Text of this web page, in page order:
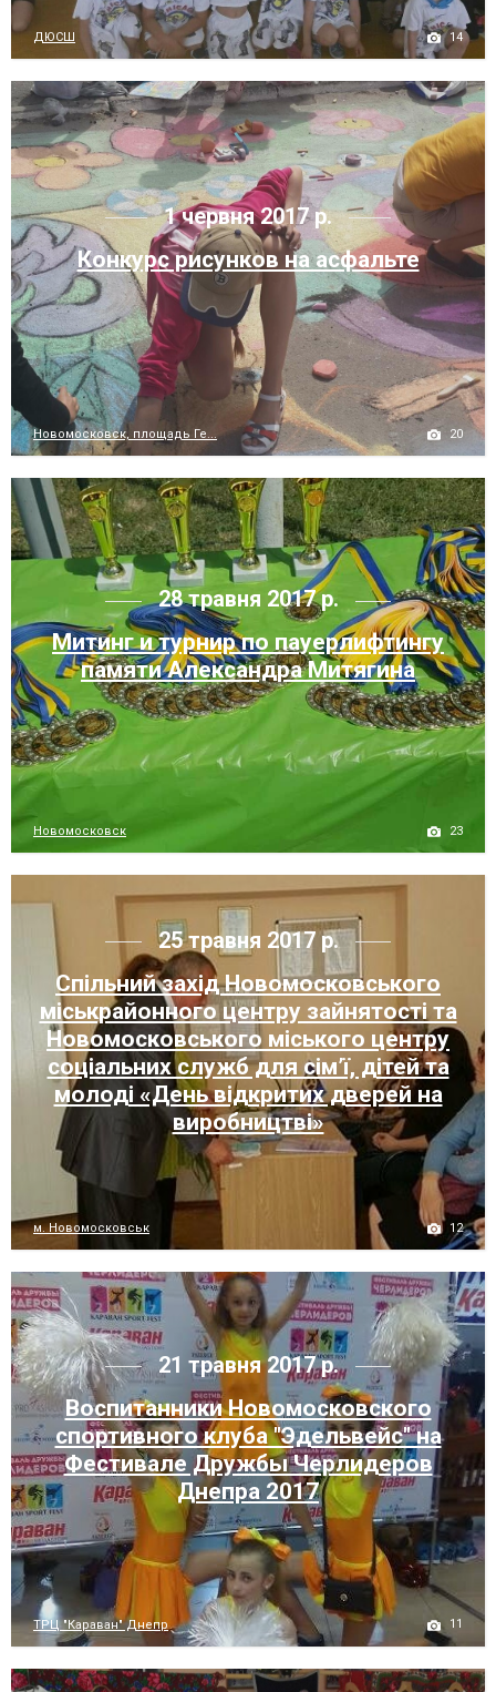
ДЮСШ 14
1 червня 2017 р.
Конкурс рисунков на асфальте
Новомосковск, площадь Ге... 20
28 травня 2017 р.
Митинг и турнир по пауерлифтингу
памяти Александра Митягина
Новомосковск 23
25 травня 2017 р.
Спільний захід Новомосковського
міськрайонного центру зайнятості та
Новомосковського міського центру
соціальних служб для сім’ї, дітей та
молоді «День відкритих дверей на
виробництві»
м. Новомосковськ 12
21 травня 2017 р.
Воспитанники Новомосковского
спортивного клуба "Эдельвейс" на
Фестивале Дружбы Черлидеров
Днепра 2017
ТРЦ "Караван" Днепр 11